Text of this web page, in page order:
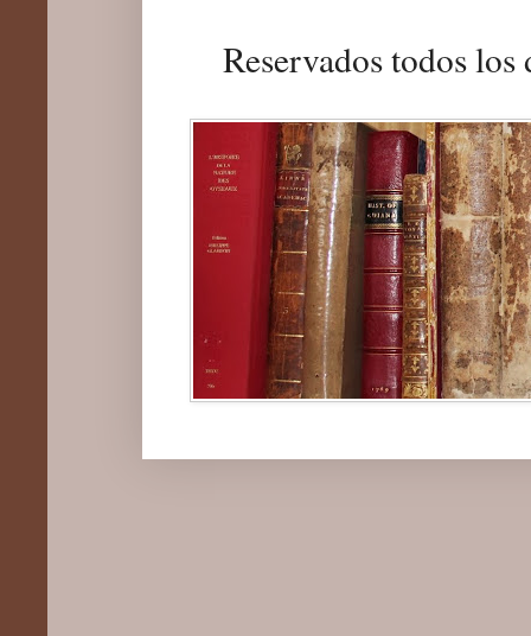
Reservados todos